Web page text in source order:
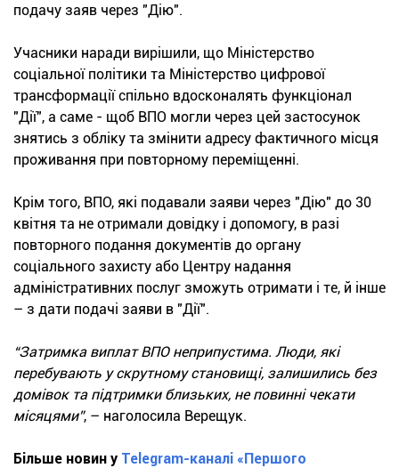
подачу заяв через "Дію".
Учасники наради вирішили, що Міністерство
соціальної політики та Міністерство цифрової
трансформації спільно вдосконалять функціонал
"Дії", а саме - щоб ВПО могли через цей застосунок
знятись з обліку та змінити адресу фактичного місця
проживання при повторному переміщенні.
Крім того, ВПО, які подавали заяви через "Дію" до 30
квітня та не отримали довідку і допомогу, в разі
повторного подання документів до органу
соціального захисту або Центру надання
адміністративних послуг зможуть отримати і те, й інше
– з дати подачі заяви в "Дії".
“Затримка виплат ВПО неприпустима. Люди, які
перебувають у скрутному становищі, залишились без
домівок та підтримки близьких, не повинні чекати
місяцями”, – наголосила Верещук.
Більше новин у Telegram-каналі «Першого